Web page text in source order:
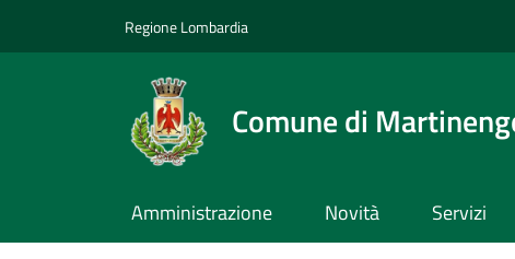
Regione Lombardia
Comune di
Amministrazione Novità Servizi